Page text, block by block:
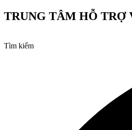
Chuyển
đến
TRUNG TÂM HỖ TRỢ
Tìm kiếm